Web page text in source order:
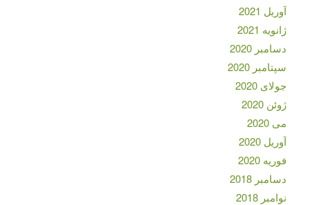
آوریل 2021
ژانویه 2021
دسامبر 2020
سپتامبر 2020
جولای 2020
ژوئن 2020
می 2020
آوریل 2020
فوریه 2020
دسامبر 2018
نوامبر 2018